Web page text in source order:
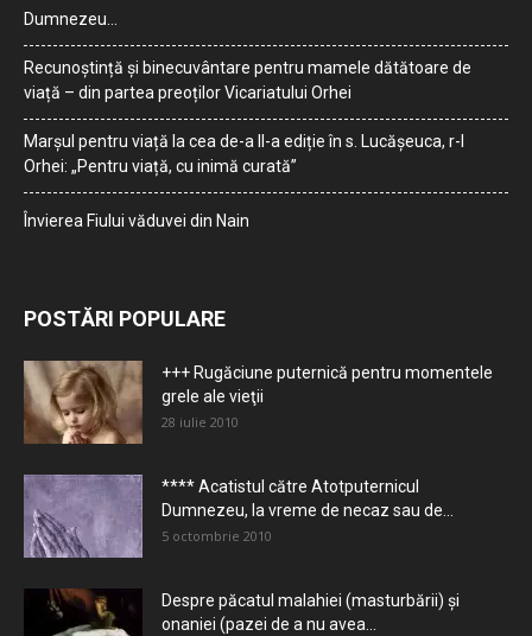
Dumnezeu…
Recunoștință și binecuvântare pentru mamele dătătoare de
viață – din partea preoților Vicariatului Orhei
Marșul pentru viață la cea de-a II-a ediție în s. Lucășeuca, r-l
Orhei: „Pentru viață, cu inimă curată”
Învierea Fiului văduvei din Nain
POSTĂRI POPULARE
+++ Rugăciune puternică pentru momentele
grele ale vieţii
28 iulie 2010
**** Acatistul către Atotputernicul
Dumnezeu, la vreme de necaz sau de...
5 octombrie 2010
Despre păcatul malahiei (masturbării) şi
onaniei (pazei de a nu avea...